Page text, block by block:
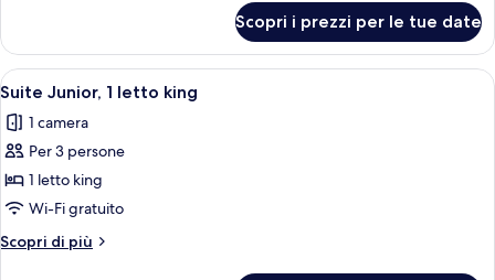
singoli
Deluxe,
letti
Scopri i prezzi per le tue date
Apri
tutte
le
foto
per
Suite
Junior,
1
Un soggiorno moderno con un
10
Suite Junior, 1 letto king
1 camera
Per 3 persone
1 letto king
Wi-Fi gratuito
Scopri di più
Altri